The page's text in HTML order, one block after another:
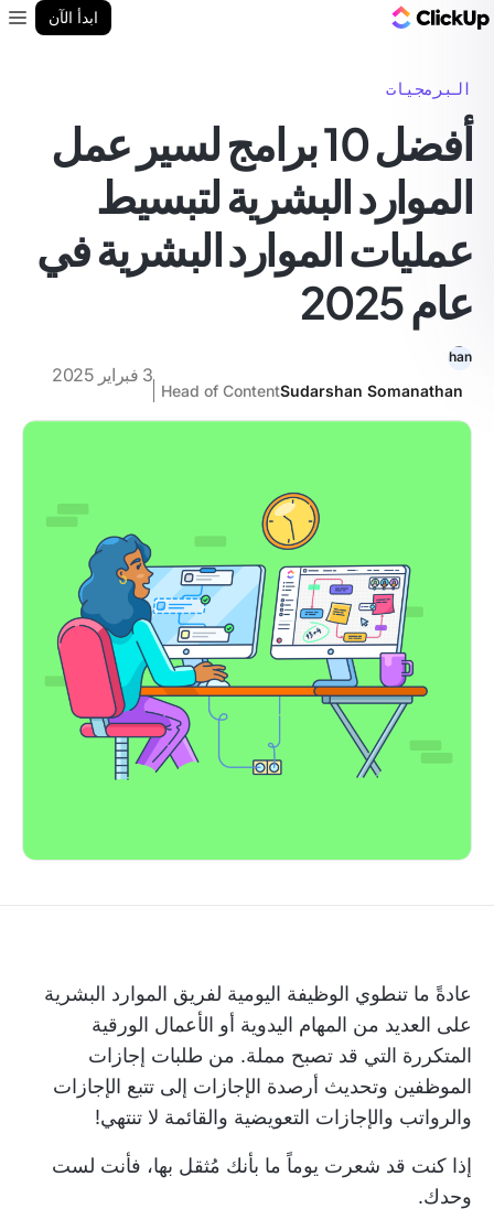
ابدأ الآن
البرمجيات
أفضل 10 برامج لسير عمل
الموارد البشرية لتبسيط
عمليات الموارد البشرية في
عام 2025
Sudarshan Somanathan
Head of Content
3 فبراير 2025
عادةً ما تنطوي الوظيفة اليومية لفريق الموارد البشرية
على العديد من المهام اليدوية أو الأعمال الورقية
المتكررة التي قد تصبح مملة. من طلبات إجازات
الموظفين وتحديث أرصدة الإجازات إلى تتبع الإجازات
والرواتب والإجازات التعويضية والقائمة لا تنتهي!
إذا كنت قد شعرت يوماً ما بأنك مُثقل بها، فأنت لست
وحدك.